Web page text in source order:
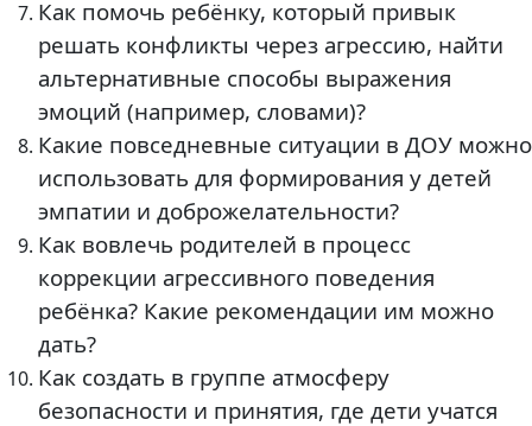
Как помочь ребёнку, который привык
решать конфликты через агрессию, найти
альтернативные способы выражения
эмоций (например, словами)?
Какие повседневные ситуации в ДОУ можно
использовать для формирования у детей
эмпатии и доброжелательности?
Как вовлечь родителей в процесс
коррекции агрессивного поведения
ребёнка? Какие рекомендации им можно
дать?
Как создать в группе атмосферу
безопасности и принятия, где дети учатся